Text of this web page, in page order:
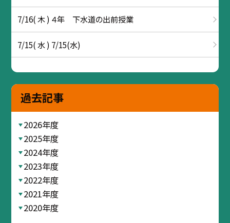
7/16( 木 ) ４年 下水道の出前授業
7/15( 水 ) 7/15(水)
過去記事
2026年度
2025年度
2024年度
2023年度
2022年度
2021年度
2020年度